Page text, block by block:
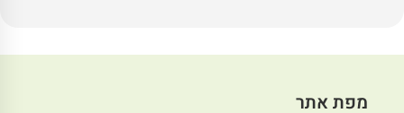
מפת אתר